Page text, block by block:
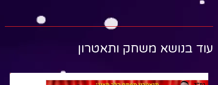
עוד בנושא משחק ותאטרון